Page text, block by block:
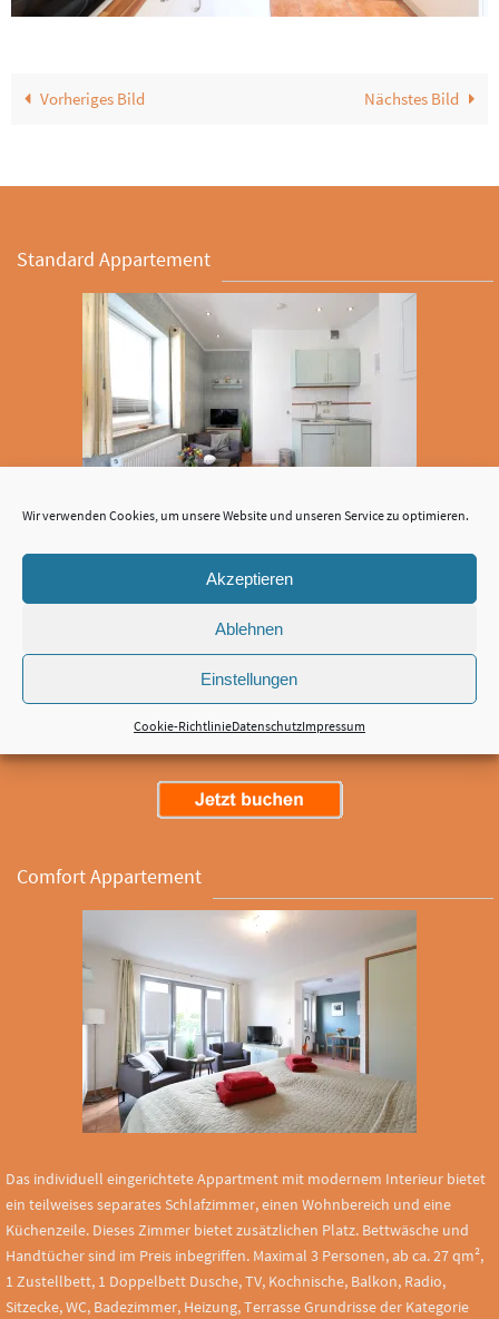
Wir verwenden Cookies, um unsere Website und unseren Service zu optimieren.
Akzeptieren
Ablehnen
Einstellungen
Cookie-RichtlinieDatenschutzImpressum
Vorheriges Bild Nächstes Bild
Standard Appartement
Das individuell eingerichtete Appartment mit modernem Interieur bietet
einen Wohn- Schlafbereich und eine Küchenzeile. Bettwäsche und
2 Einzelbetten Dusche, TV, Kochnische, Radio, Kühlschrank, Sitzecke, WC,
Badezimmer, Heizung, Herd Grundrisse der Kategorie
Comfort Appartement
Das individuell eingerichtete Appartment mit modernem Interieur bietet
ein teilweises separates Schlafzimmer, einen Wohnbereich und eine
Küchenzeile. Dieses Zimmer bietet zusätzlichen Platz. Bettwäsche und
Handtücher sind im Preis inbegriffen. Maximal 3 Personen, ab ca. 27 qm²,
1 Zustellbett, 1 Doppelbett Dusche, TV, Kochnische, Balkon, Radio,
Sitzecke, WC, Badezimmer, Heizung, Terrasse Grundrisse der Kategorie